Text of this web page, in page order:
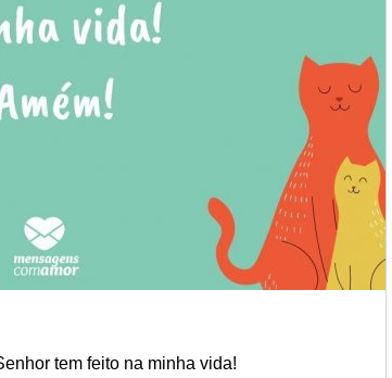
tem feito na minha vida!